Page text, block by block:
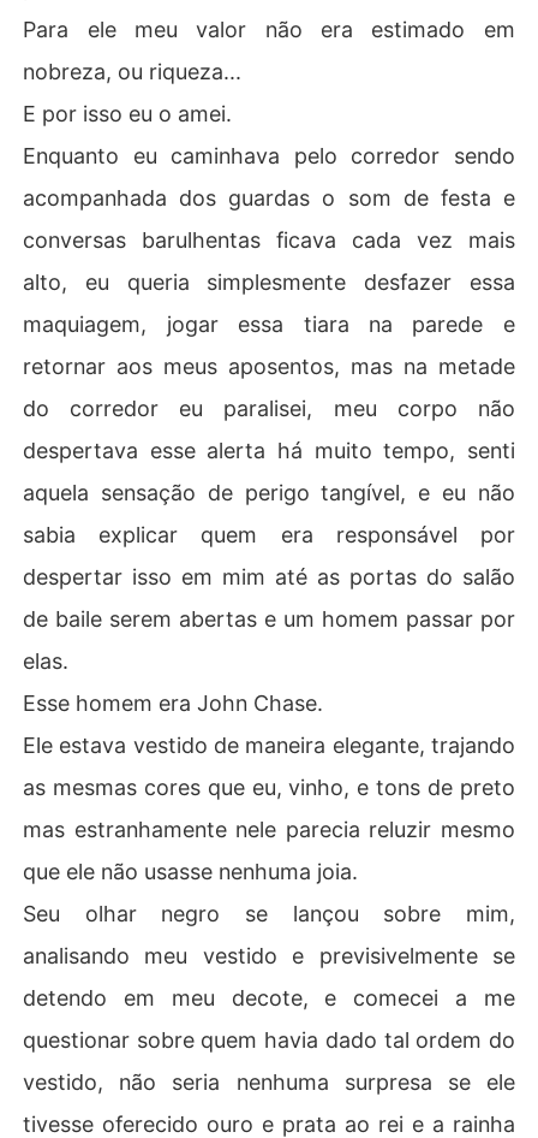
Para ele meu valor não era estimado em
nobreza, ou riqueza...
E por isso eu o amei.
Enquanto eu caminhava pelo corredor sendo
acompanhada dos guardas o som de festa e
conversas barulhentas ficava cada vez mais
alto, eu queria simplesmente desfazer essa
maquiagem, jogar essa tiara na parede e
retornar aos meus aposentos, mas na metade
do corredor eu paralisei, meu corpo não
despertava esse alerta há muito tempo, senti
aquela sensação de perigo tangível, e eu não
sabia explicar quem era responsável por
despertar isso em mim até as portas do salão
de baile serem abertas e um homem passar por
elas.
Esse homem era John Chase.
Ele estava vestido de maneira elegante, trajando
as mesmas cores que eu, vinho, e tons de preto
mas estranhamente nele parecia reluzir mesmo
que ele não usasse nenhuma joia.
Seu olhar negro se lançou sobre mim,
analisando meu vestido e previsivelmente se
detendo em meu decote, e comecei a me
questionar sobre quem havia dado tal ordem do
vestido, não seria nenhuma surpresa se ele
tivesse oferecido ouro e prata ao rei e a rainha